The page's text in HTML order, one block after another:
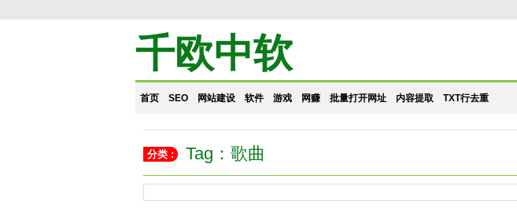
千欧中软
首页 SEO 网站建设 软件 游戏 网赚 批量打开网址 内容提取 TXT行去重
分类 : Tag：歌曲